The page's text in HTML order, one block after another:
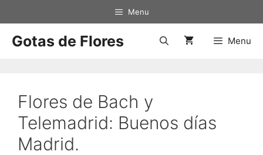
Menu
Gotas de Flores Menu
Flores de Bach y
Telemadrid: Buenos días
Madrid.